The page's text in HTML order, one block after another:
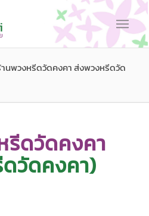
นพวงหรีดวัดคงคา ส่งพวงหรีดวัด
รีดวัดคงคา
วัดคงคา)